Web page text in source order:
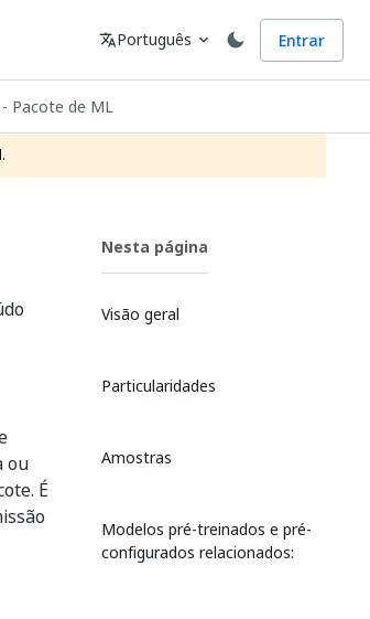
Idioma
translatePortuguês expand_more Entrar
Pacote de ML
ou
É
Nesta página
Visão geral
Particularidades
Amostras
Modelos pré-treinados e pré-
configurados relacionados: